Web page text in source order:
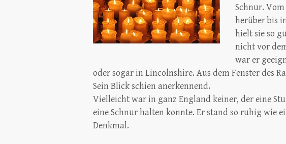
Schnur.
herüber bis
hielt sie so
nicht vor
war er
oder sogar in Lincolnshire. Aus dem Fenster des
Sein Blick schien anerkennend.
Vielleicht war in ganz England keiner, der eine
eine Schnur halten konnte. Er stand so ruhig wie
Denkmal.